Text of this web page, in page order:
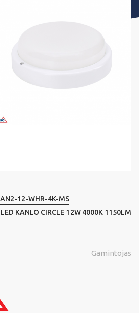
12-WHR-4K-MS
KANLO CIRCLE 12W 4000K 1150LM
Gamintojas